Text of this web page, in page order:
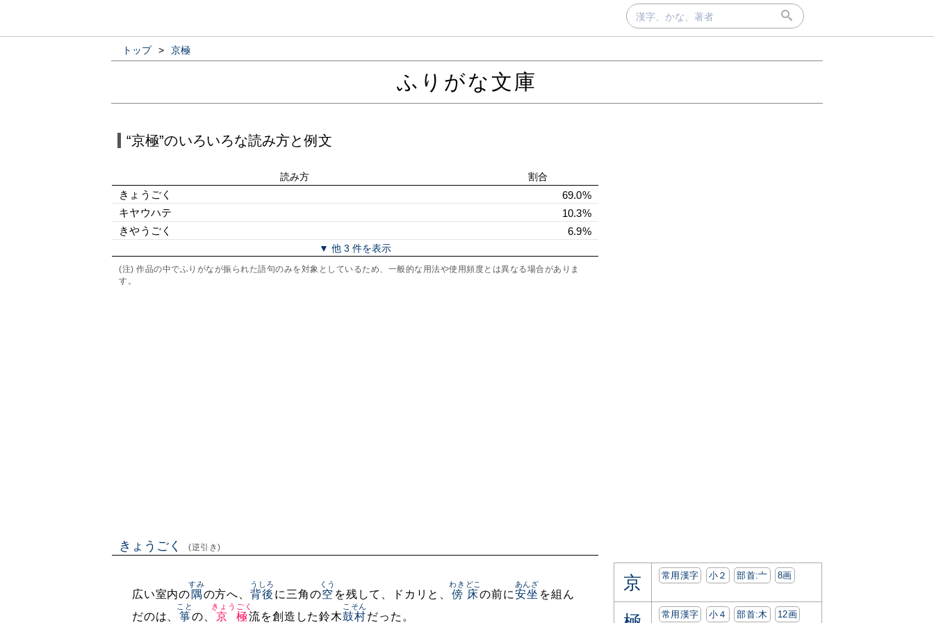
トップ > 京極
ふりがな文庫
“京極”のいろいろな読み方と例文
読み方 割合
きょうごく
69.0%
キヤウハテ
10.3%
きやうごく
6.9%
▼ 他 3 件を表示
(注) 作品の中でふりがなが振られた語句のみを対象としているため、一般的な用法や使用頻度とは異なる場合がありま
す。
きょうごく (逆引き)
広い室内の 隅
すみ
の方へ、 背後
うしろ
に三角の空
くう
を残して、ドカリと、 傍床
わきどこ
の前に安坐
あんざ
を組ん
だのは、 箏
こと
の、 京極
きょうごく
流を創造した鈴木鼓村
こそん
だった。
京 常用漢字 小２ 部首:⼇ 8画
常用漢字 小４ 部首:⽊ 12画